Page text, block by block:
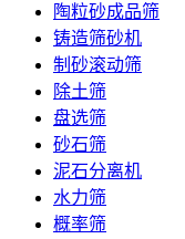
陶粒砂成品筛
铸造筛砂机
制砂滚动筛
除土筛
盘选筛
砂石筛
泥石分离机
水力筛
概率筛